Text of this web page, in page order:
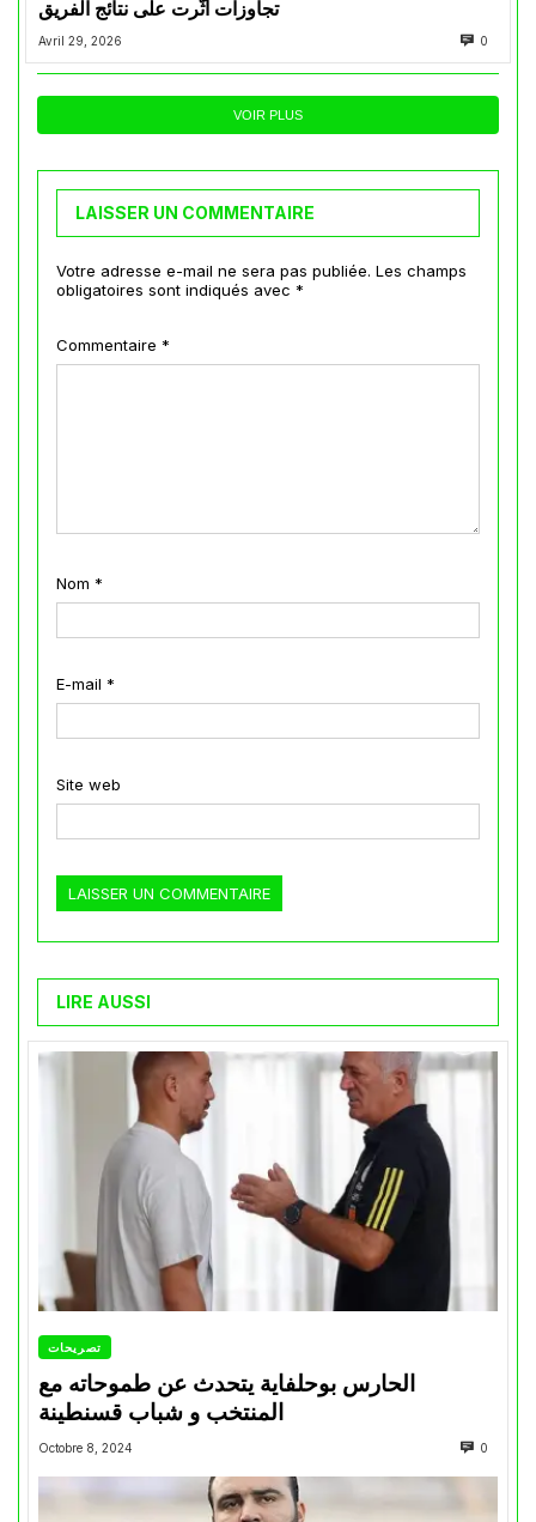
تجاوزات أثّرت على نتائج الفريق
Avril 29, 2026 0
VOIR PLUS
LAISSER UN COMMENTAIRE
Votre adresse e-mail ne sera pas publiée. Les champs
obligatoires sont indiqués avec *
Commentaire *
Nom *
E-mail *
Site web
LIRE AUSSI
تصريحات
الحارس بوحلفاية يتحدث عن طموحاته مع
المنتخب و شباب قسنطينة
Octobre 8, 2024 0